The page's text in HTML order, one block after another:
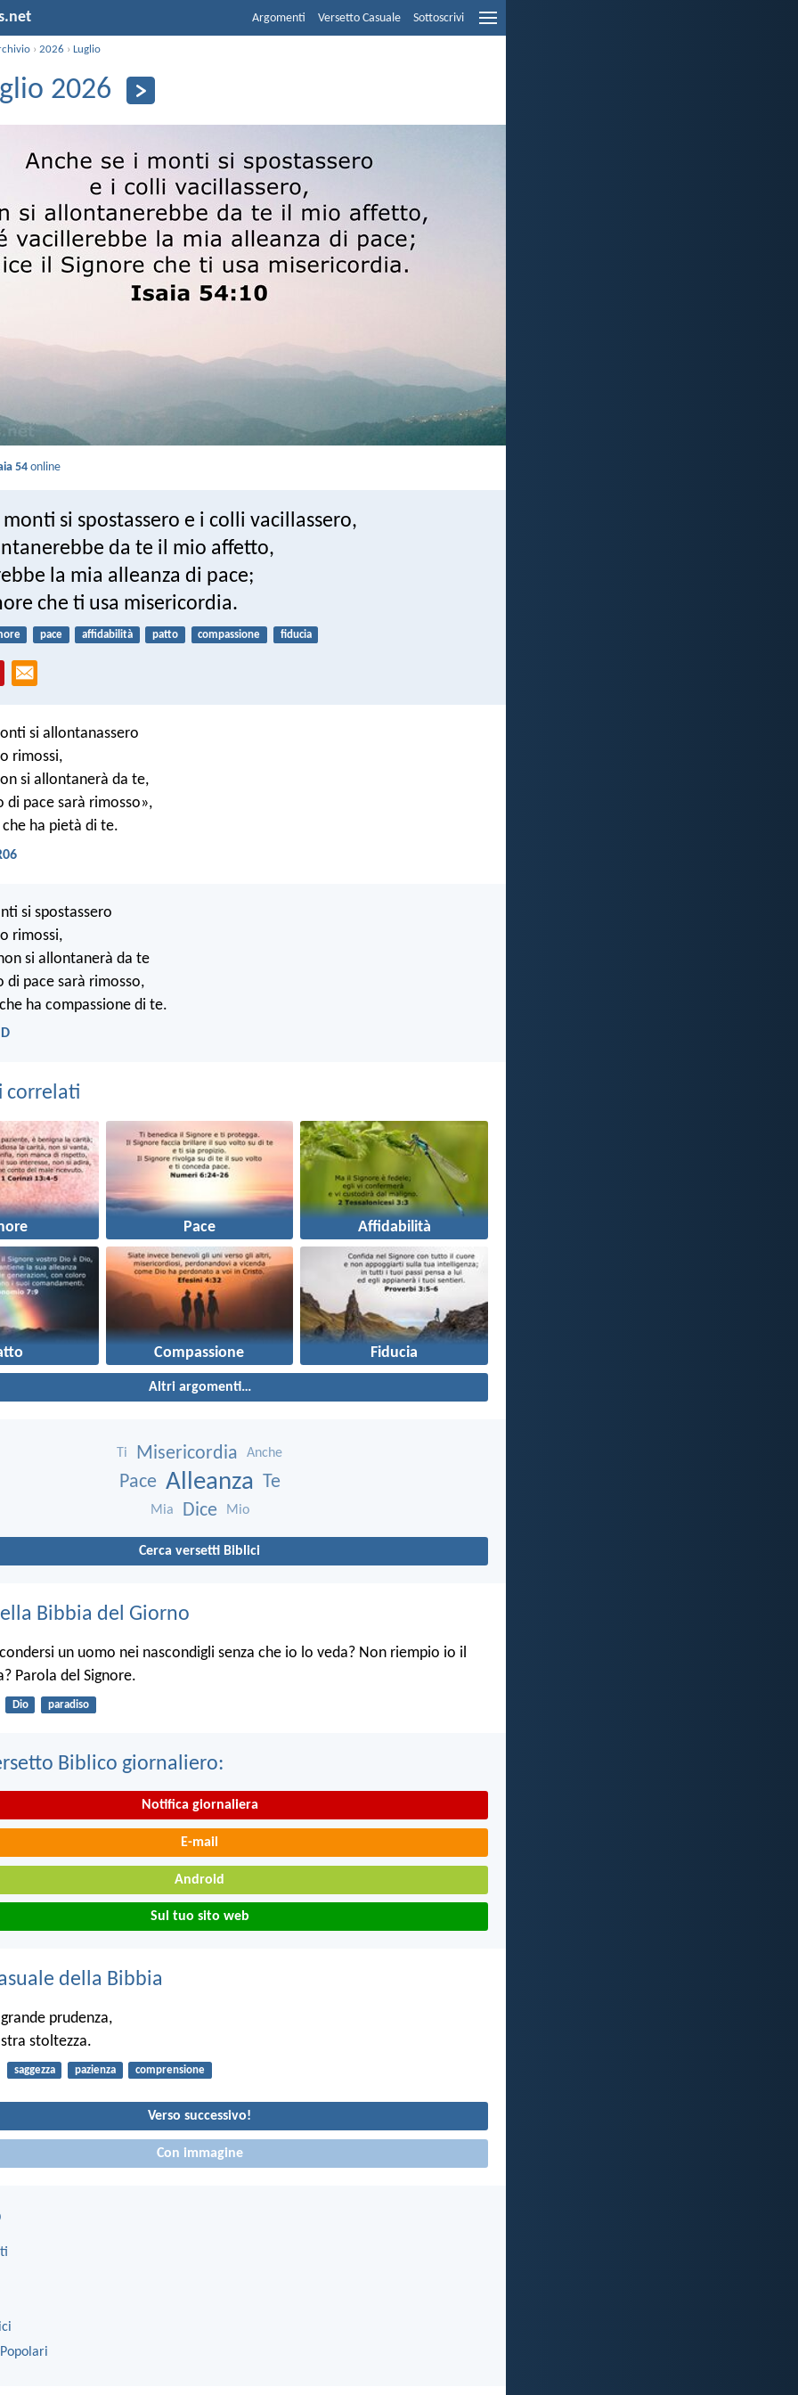
Argomenti Versetto Casuale Sottoscrivi
›2026 ›Luglio
2026
54 online
monti si spostassero e i colli vacillassero,
da te il mio affetto,
la mia alleanza di pace;
che ti usa misericordia.
pace affidabilità patto compassione fiducia
si allontanassero
rimossi,
si allontanerà da te,
di pace sarà rimosso»,
che ha pietà di te.
si spostassero
rimossi,
si allontanerà da te
di pace sarà rimosso,
ha compassione di te.
correlati
Pace Affidabilità
Compassione Fiducia
Altri argomenti…
Ti Misericordia Anche
Pace Alleanza Te
Mia Dice Mio
Cerca versetti Biblici
Bibbia del Giorno
un uomo nei nascondigli senza che io lo veda? Non riempio io il
Parola del Signore.
Dio paradiso
Biblico giornaliero:
Notifica giornaliera
E-mail
Android
Sul tuo sito web
della Bibbia
prudenza,
stoltezza.
saggezza pazienza comprensione
Verso successivo!
Con immagine